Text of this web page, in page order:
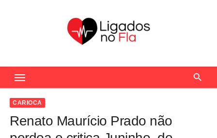
c
CARIOCA
Renato Maurício Prado não